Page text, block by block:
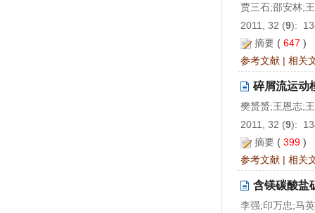
贾三石;邵安林;
2011, 32 (9):
摘要 ( 647 )
参考文献 | 相关
碎屑流运动
樊赟赟;王恩志;
2011, 32 (9):
摘要 ( 399 )
参考文献 | 相关
含镁碳酸盐
李强;印万忠;马